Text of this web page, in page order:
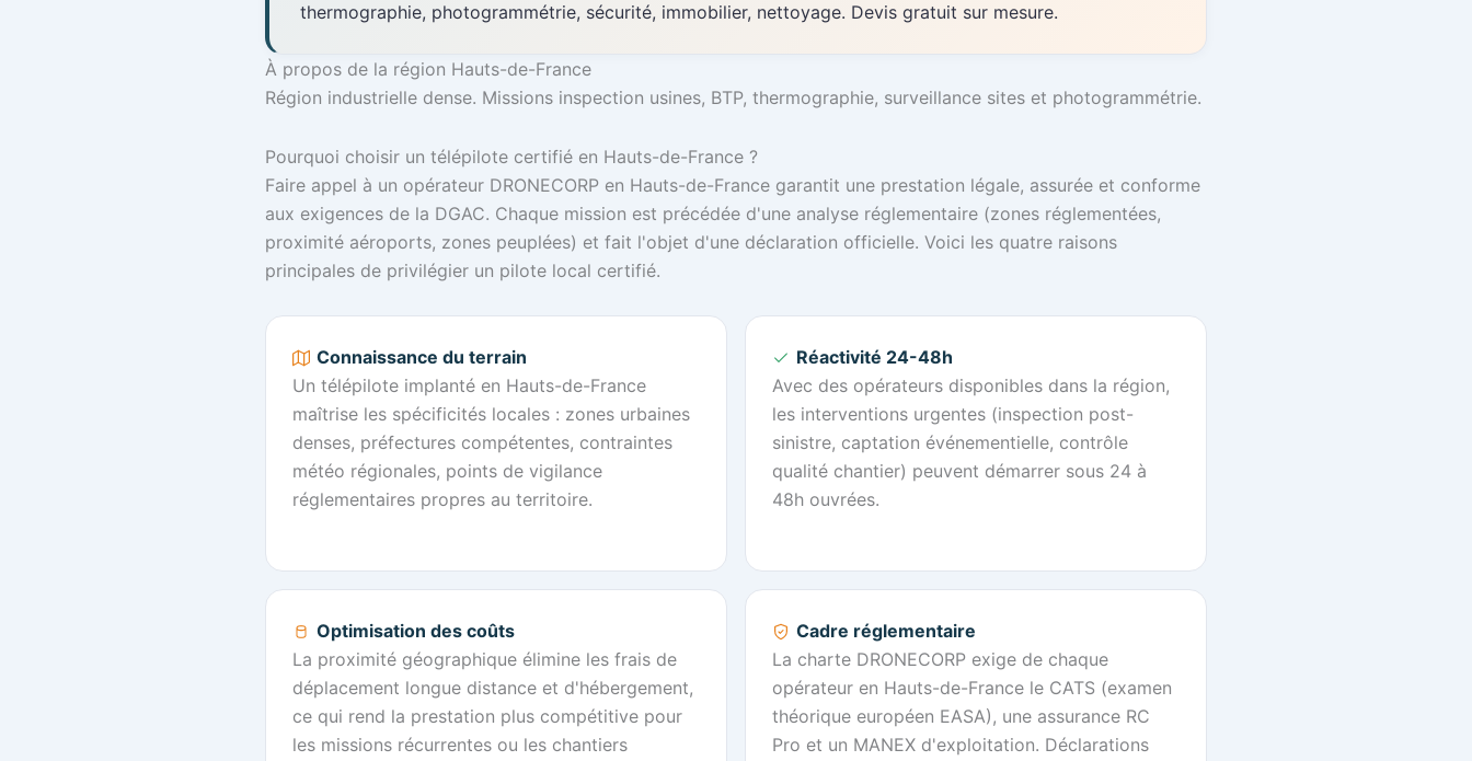
thermographie, photogrammétrie, sécurité, immobilier, nettoyage. Devis gratuit sur mesure.
À propos de la région Hauts-de-France
Région industrielle dense. Missions inspection usines, BTP, thermographie, surveillance sites et photogrammétrie.
Pourquoi choisir un télépilote certifié en Hauts-de-France ?
Faire appel à un opérateur DRONECORP en Hauts-de-France garantit une prestation légale, assurée et conforme
aux exigences de la DGAC. Chaque mission est précédée d'une analyse réglementaire (zones réglementées,
proximité aéroports, zones peuplées) et fait l'objet d'une déclaration officielle. Voici les quatre raisons
principales de privilégier un pilote local certifié.
Connaissance du terrain
Un télépilote implanté en Hauts-de-France
maîtrise les spécificités locales : zones urbaines
denses, préfectures compétentes, contraintes
météo régionales, points de vigilance
réglementaires propres au territoire.
Réactivité 24-48h
Avec des opérateurs disponibles dans la région,
les interventions urgentes (inspection post-
sinistre, captation événementielle, contrôle
qualité chantier) peuvent démarrer sous 24 à
48h ouvrées.
Optimisation des coûts
La proximité géographique élimine les frais de
déplacement longue distance et d'hébergement,
ce qui rend la prestation plus compétitive pour
les missions récurrentes ou les chantiers
Cadre réglementaire
La charte DRONECORP exige de chaque
opérateur en Hauts-de-France le CATS (examen
théorique européen EASA), une assurance RC
Pro et un MANEX d'exploitation. Déclarations